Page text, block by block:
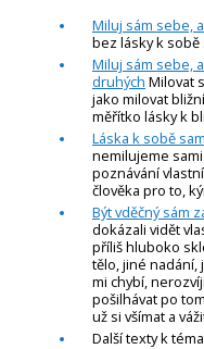
Miluj sám sebe,
bez lásky k
Miluj sám sebe,
druhých Milovat
jako milovat
měřítko lásky k
Láska k sobě
nemilujeme
poznávání
člověka pro to,
Být vděčný sám
dokázali vidět
příliš hluboko
tělo, jiné nadání,
mi chybí,
pošilhávat po
už si všímat a
Další texty k